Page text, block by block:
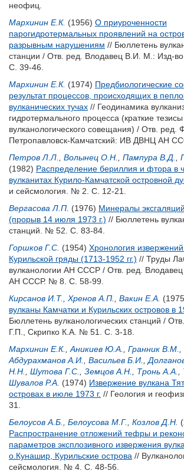
неофиц.
Мархинин Е.К. (1956) О приуроченности
парогидротермальных проявлений на
разрывным нарушениям // Бюллетень
станции / Отв. ред. Влодавец В.И.
М.: Изд-
С. 39-46.
Мархинин Е.К. (1974) Предбиологические
результат процессов, происходящих в
вулканических тучах // Геодинамика
гидротермального процесса (краткие
вулканологического совещания) / Отв. ред.
Петропавловск-Камчатский: ИВ ДВНЦ АН
Петров Л.Л.
Волынец О.Н. Пампура В.Д.
(1982) Распределение бериллия и фтора в
вулканитах Курило-Камчатской островной
и сейсмология. № 2. С. 12-21.
Вергасова Л.П. (1976) Минералы
(прорыв 14 июля 1973 г.) // Бюллетень
станций. № 52. С. 83-84.
Горшков Г.С. (1954) Хронология
Курильской гряды (1713-1952 гг.) // Труды
вулканологии АН СССР / Отв. ред. Влодавец
АН СССР. № 8. С. 58-99.
Кирсанов И.Т.
Хренов А.П. Вакин Е.А.
вулканы Камчатки и Курильских островов в
Бюллетень вулканологических станций /
Г.П.
Скрипко К.А. № 51. С. 3-18.
Мархинин Е.К.
Аникиев Ю.А. Гранник В.М.
Абдурахманов А.И.
Васильев Б.И.
Н.Н.
Шутова Г.С. Земцов А.Н. Тронь А.А.
Шувалов Р.А. (1974) Извержение вулкана
островах в июле 1973 г. // Геология и
31.
Белоусов А.Б.
Белоусова М.Г. Козлов Д.Н.
Распространение отложений тефры и
параметров эксплозивного извержения
о.Кунашир, Курильские острова //
сейсмология. № 4. С. 48-56.